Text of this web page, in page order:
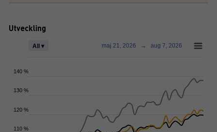
Utveckling
All ▾ maj 21, 2026 → aug 7, 2026
110 %
120 %
130 %
140 %